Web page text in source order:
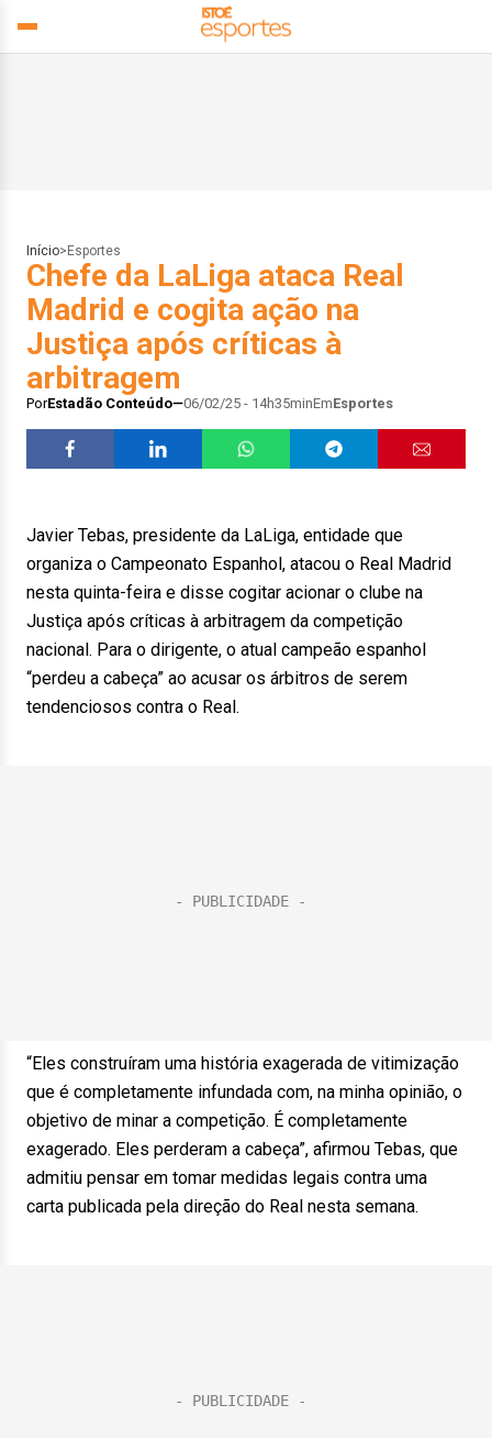
Início> Esportes
Chefe da LaLiga ataca Real
Madrid e cogita ação na
Justiça após críticas à
arbitragem
PorEstadão Conteúdo 06/02/25 - 14h35minEmEsportes
Javier Tebas, presidente da LaLiga, entidade que
organiza o Campeonato Espanhol, atacou o Real Madrid
nesta quinta-feira e disse cogitar acionar o clube na
Justiça após críticas à arbitragem da competição
nacional. Para o dirigente, o atual campeão espanhol
“perdeu a cabeça” ao acusar os árbitros de serem
tendenciosos contra o Real.
“Eles construíram uma história exagerada de vitimização
que é completamente infundada com, na minha opinião, o
objetivo de minar a competição. É completamente
exagerado. Eles perderam a cabeça”, afirmou Tebas, que
admitiu pensar em tomar medidas legais contra uma
carta publicada pela direção do Real nesta semana.